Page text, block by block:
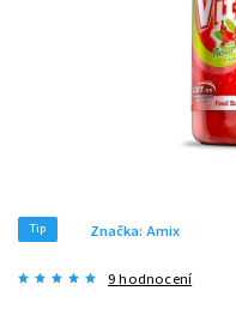
Tip
9 hodnocení
Značka: Amix